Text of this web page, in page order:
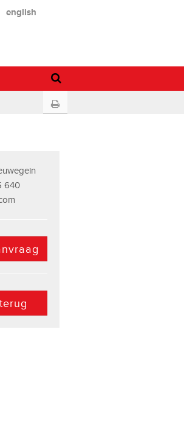
english
640